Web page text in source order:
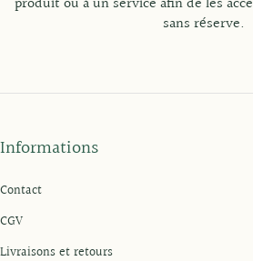
sans réserve.
Informations
Contact
CGV
Livraisons et retours